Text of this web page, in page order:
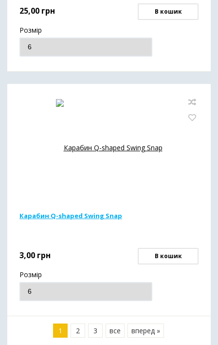
25,00 грн В кошик
Розмір
Карабин Q-shaped Swing Snap
3,00 грн В кошик
Розмір
1 2 3 все вперед »